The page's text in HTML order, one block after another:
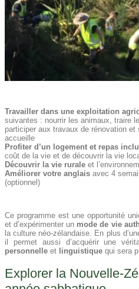
Travailler dans une exploitation
suivantes : nourrir les animaux, traire
participer aux travaux de rénovation
accueille
Profiter d’un logement et repas
coût de la vie et de découvrir la vie
Découvrir la vie rurale et
Améliorer votre anglais avec 4
(optionnel)
Ce programme est une opportunité
et d’expérimenter un mode de vie
la culture néo-zélandaise. En plus
il permet aussi d’acquérir une
personnelle et linguistique qui sera
Explorer la Nouvelle-